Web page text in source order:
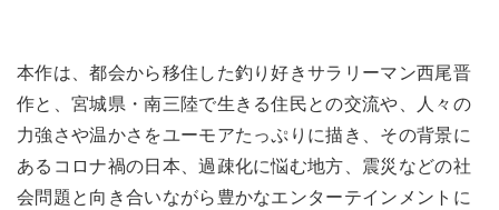
本作は、都会から移住した釣り好きサラリーマン西尾晋
作と、宮城県・南三陸で生きる住民との交流や、人々の
力強さや温かさをユーモアたっぷりに描き、その背景に
あるコロナ禍の日本、過疎化に悩む地方、震災などの社
会問題と向き合いながら豊かなエンターテインメントに